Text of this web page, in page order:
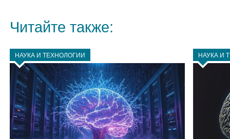
Читайте также:
НАУКА И ТЕХНОЛОГИИ НАУКА И